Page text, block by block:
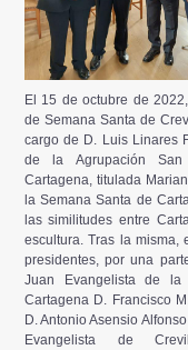
El 15 de octubre de
de Semana Santa de
cargo de D. Luis Linares
de la Agrupación
Cartagena, titulada
la Semana Santa de
las similitudes entre
escultura. Tras la misma,
presidentes, por una
Juan Evangelista de la
Cartagena D. Francisco
D. Antonio Asensio
Evangelista de